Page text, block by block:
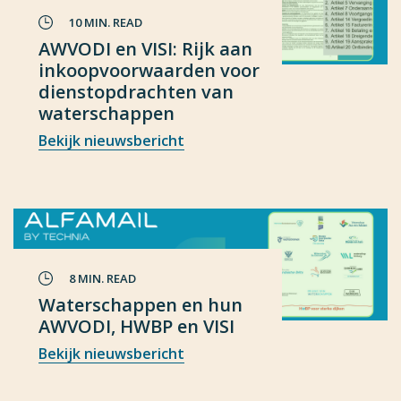
10 MIN. READ
AWVODI en VISI: Rijk aan
inkoopvoorwaarden voor
dienstopdrachten van
waterschappen
Bekijk nieuwsbericht
8 MIN. READ
Waterschappen en hun
AWVODI, HWBP en VISI
Bekijk nieuwsbericht